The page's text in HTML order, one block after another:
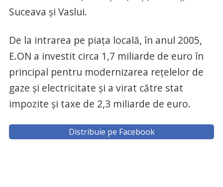
Suceava şi Vaslui.
De la intrarea pe piaţa locală, în anul 2005,
E.ON a investit circa 1,7 miliarde de euro în
principal pentru modernizarea reţelelor de
gaze şi electricitate şi a virat către stat
impozite şi taxe de 2,3 miliarde de euro.
Distribuie pe Facebook